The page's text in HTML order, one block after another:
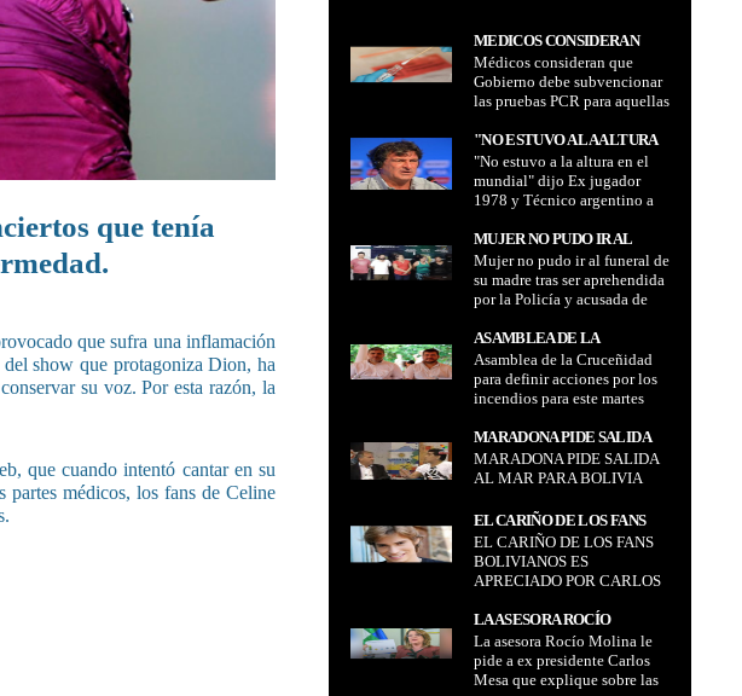
que tenía
que sufra una inflamación
show que protagoniza Dion, ha
su voz. Por esta razón, la
que cuando intentó cantar en su
médicos, los fans de Celine
MÉDICOS CONSIDERAN
QUE GOBIERNO DEBE
SUBVENCIONAR LAS
PRUEBAS PCR PARA
NO QUIERAN
INMUNIZARSE CONTRA EL
COVID-19 POR EL ALTO
COSTO QUE TIENEN
Médicos consideran que
Gobierno debe subvencionar
las pruebas PCR para aquellas
inmunizarse contra el Covid-
19 por el alto costo que
tienen
"NO ESTUVO A LA ALTURA
EN EL MUNDIAL" DIJO EX
JUGADOR 1978 Y TÉCNICO
ARGENTINO A CERCA DE
"No estuvo a la altura en el
mundial" dijo Ex jugador
1978 y Técnico argentino a
MUJER NO PUDO IR AL
FUNERAL DE SU MADRE
TRAS SER APREHENDIDA
POR LA POLICÍA Y
MURIEL CRUZ
Mujer no pudo ir al funeral de
su madre tras ser aprehendida
por la Policía y acusada de
ASAMBLEA DE LA
CRUCEÑIDAD PARA
DEFINIR ACCIONES POR
LOS INCENDIOS PARA ESTE
Asamblea de la Cruceñidad
para definir acciones por los
incendios para este martes
MARADONA PIDE SALIDA
AL MAR PARA BOLIVIA
MARADONA PIDE SALIDA
AL MAR PARA BOLIVIA
EL CARIÑO DE LOS FANS
BOLIVIANOS ES
APRECIADO POR CARLOS
BAUTE
EL CARIÑO DE LOS FANS
BOLIVIANOS ES
APRECIADO POR CARLOS
LA ASESORA ROCÍO
MOLINA LE PIDE A EX
PRESIDENTE CARLOS
MESA QUE EXPLIQUE
La asesora Rocío Molina le
pide a ex presidente Carlos
Mesa que explique sobre las